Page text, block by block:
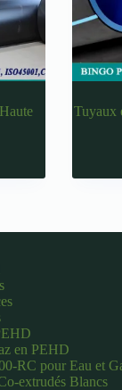
Tuyaux
en PEHD
RC pour Eau et
extrudés Blancs